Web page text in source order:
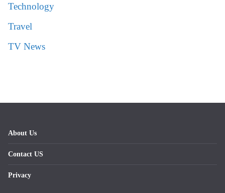
Technology
Travel
TV News
About Us
Contact US
Privacy